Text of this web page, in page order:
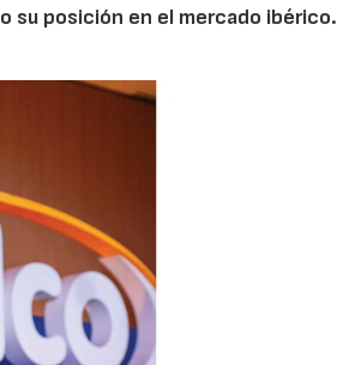
su posición en el mercado ibérico.